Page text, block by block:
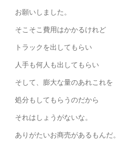
お願いしました。
そこそこ費用はかかるけれど
トラックを出してもらい
人手も何人も出してもらい
そして、膨大な量のあれこれを
処分もしてもらうのだから
それはしょうがないな。
ありがたいお商売があるもんだ。